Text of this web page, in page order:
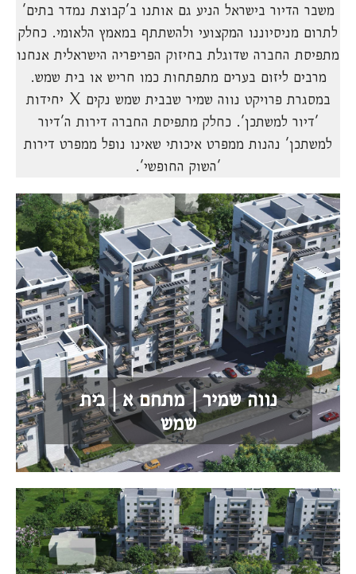
משבר הדיור בישראל הניע גם אותנו ב'קבוצת נמדר בתים'
לתרום מניסיוננו המקצועי ולהשתתף במאמץ הלאומי. כחלק
מתפיסת החברה שדוגלת בחיזוק הפריפריה הישראלית אנחנו
מרבים ליזום בערים מתפתחות כמו חריש או בית שמש.
במסגרת פרויקט נווה שמיר שבבית שמש נקים X יחידות
'דיור למשתכן'. כחלק מתפיסת החברה דירות ה'דיור
למשתכן' נהנות ממפרט איכותי שאינו נופל ממפרט דירות
'השוק החופשי'.
נווה שמיר | מתחם א | בית
שמש